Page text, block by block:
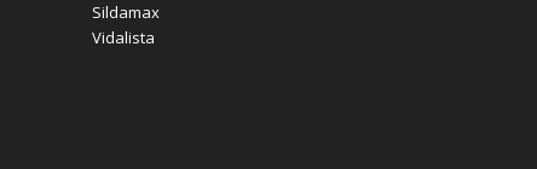
Sildamax
Vidalista